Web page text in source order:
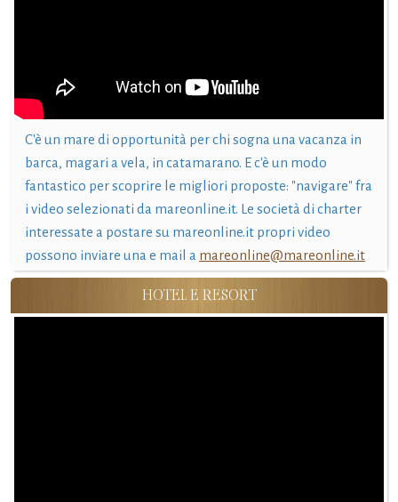
C'è un mare di opportunità per chi sogna una vacanza in
barca, magari a vela, in catamarano. E c'è un modo
fantastico per scoprire le migliori proposte: "navigare" fra
i video selezionati da mareonline.it. Le società di charter
interessate a postare su mareonline.it propri video
possono inviare una e mail a mareonline@mareonline.it
HOTEL E RESORT